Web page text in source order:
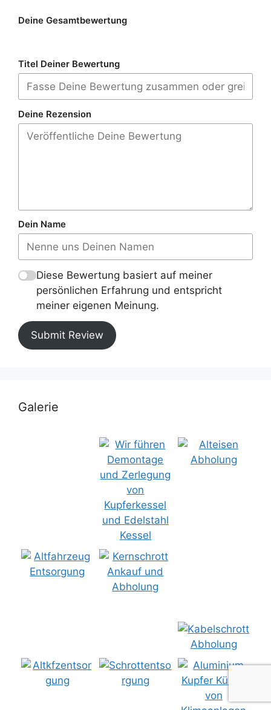
Deine Gesamtbewertung
Titel Deiner Bewertung
Deine Rezension
Dein Name
Diese Bewertung basiert auf meiner
persönlichen Erfahrung und entspricht
meiner eigenen Meinung.
Submit Review
Galerie